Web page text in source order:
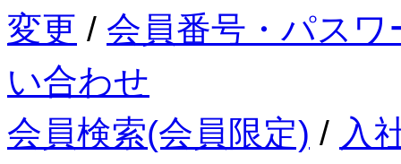
変更 / 会員番号・パスワ
い合わせ
会員検索(会員限定) / 入